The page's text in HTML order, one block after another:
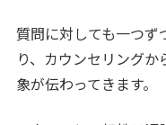
質問に対しても一つず
り、カウンセリング
象が伝わってきます。